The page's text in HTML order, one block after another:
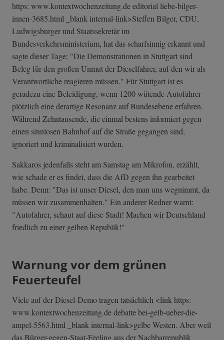
https: www.kontextwochenzeitung.de editorial liebe-bilger-
innen-3685.html _blank internal-link>Steffen Bilger, CDU,
Ludwigsburger und Staatssekretär im
Bundesverkehrsministerium, hat das scharfsinnig erkannt und
sagte dieser Tage: "Die Demonstrationen in Stuttgart sind
Beleg für den großen Unmut der Dieselfahrer, auf den wir als
Verantwortliche reagieren müssen." Für Stuttgart ist es
geradezu eine Beleidigung, wenn 1200 wütende Autofahrer
plötzlich eine derartige Resonanz auf Bundesebene erfahren.
Während Zehntausende, die einmal bestens informiert gegen
einen sinnlosen Bahnhof auf die Straße gegangen sind,
ignoriert und kriminalisiert wurden.
Sakkaros jedenfalls steht am Samstag am Mikrofon, erzählt,
wie schade er es findet, dass die AfD gegen ihn gearbeitet
habe. Denn: "Das ist unser Diesel, den man uns wegnimmt, da
müssen wir zusammenhalten." Ein anderer Redner warnt:
"Autofahrer, schaut auf diese Stadt! Machen wir Deutschland
friedlich zu einer gelben Republik!"
Warnung vor dem grünen
Feuerteufel
Viele auf der Diesel-Demo tragen tatsächlich <link https:
www.kontextwochenzeitung.de debatte bei-gelb-ueber-­die-
ampel-5563.­html _blank internal-link>gelbe Westen. Aber weil
das Bürger-gegen-Staat-Feeling aus der Nachbarrepublik